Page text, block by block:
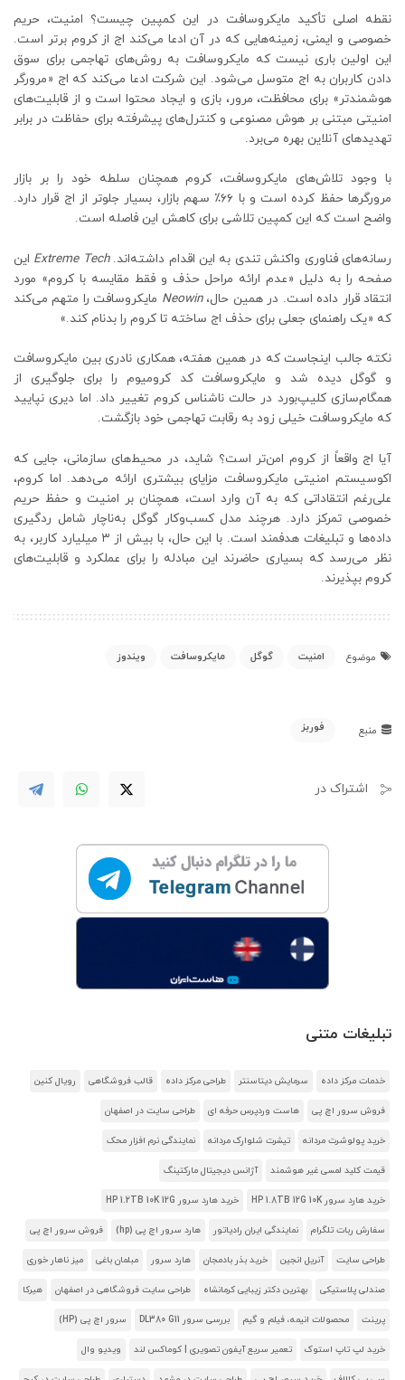
نقطه اصلی تأکید مایکروسافت در این کمپین چیست؟ امنیت، حریم
خصوصی و ایمنی، زمینه‌هایی که در آن ادعا می‌کند اج از کروم برتر است.
این اولین باری نیست که مایکروسافت به روش‌های تهاجمی برای سوق
دادن کاربران به اج متوسل می‌شود. این شرکت ادعا می‌کند که اج «مرورگر
هوشمندتر» برای محافظت، مرور، بازی و ایجاد محتوا است و از قابلیت‌های
امنیتی مبتنی بر هوش مصنوعی و کنترل‌های پیشرفته برای حفاظت در برابر
تهدیدهای آنلاین بهره می‌برد.
با وجود تلاش‌های مایکروسافت، کروم همچنان سلطه خود را بر بازار
مرورگرها حفظ کرده است و با ۶۶٪ سهم بازار، بسیار جلوتر از اج قرار دارد.
واضح است که این کمپین تلاشی برای کاهش این فاصله است.
رسانه‌های فناوری واکنش تندی به این اقدام داشته‌اند.Extreme Tech این
صفحه را به دلیل «عدم ارائه مراحل حذف و فقط مقایسه با کروم» مورد
انتقاد قرار داده است. در همین حال،Neowin مایکروسافت را متهم می‌کند
که «یک راهنمای جعلی برای حذف اج ساخته تا کروم را بدنام کند.»
نکته جالب اینجاست که در همین هفته، همکاری نادری بین مایکروسافت
و گوگل دیده شد و مایکروسافت کد کرومیوم را برای جلوگیری از
همگام‌سازی کلیپ‌بورد در حالت ناشناس کروم تغییر داد. اما دیری نپایید
که مایکروسافت خیلی زود به رقابت تهاجمی خود بازگشت.
آیا اج واقعاً از کروم امن‌تر است؟ شاید، در محیط‌های سازمانی، جایی که
اکوسیستم امنیتی مایکروسافت مزایای بیشتری ارائه می‌دهد. اما کروم،
علی‌رغم انتقاداتی که به آن وارد است، همچنان بر امنیت و حفظ حریم
خصوصی تمرکز دارد. هرچند مدل کسب‌وکار گوگل به‌ناچار شامل ردگیری
داده‌ها و تبلیغات هدفمند است. با این حال، با بیش از ۳ میلیارد کاربر، به
نظر می‌رسد که بسیاری حاضرند این مبادله را برای عملکرد و قابلیت‌های
کروم بپذیرند.
موضوع امنیت گوگل مایکروسافت ویندوز
منبع فوربز
اشتراک در
تبلیغات متنی
خدمات مرکز داده سرمایش دیتاسنتر طراحی مرکز داده قالب فروشگاهی رویال کنین
فروش سرور اچ پی هاست وردپرس حرفه ای طراحی سایت در اصفهان
خرید پولوشرت مردانه تیشرت شلوارک مردانه نمایندگی نرم افزار محک
قیمت کلید لمسی غیر هوشمند آژانس دیجیتال مارکتینگ
خرید هارد سرور HP 1.8TB 12G 10K خرید هارد سرور HP 1.2TB 10K 12G
سفارش ربات تلگرام نمایندگی ایران رادیاتور هارد سرور اچ پی (hp) فروش سرور اچ پی
طراحی سایت آنریل انجین خرید بذر بادمجان هارد سرور مبلمان باغی میز ناهار خوری
صندلی پلاستیکی بهترین دکتر زیبایی کرمانشاه طراحی سایت فروشگاهی در اصفهان هیرکا
پرینت محصولات انیمه، فیلم و گیم بررسی سرور DL380 G11 سرور اچ پی (HP)
خرید لپ تاپ استوک تعمیر سریع آیفون تصویری | کوماکس لند ویدیو وال